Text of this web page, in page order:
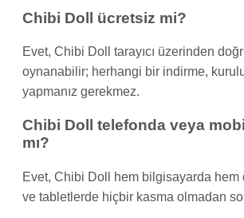
Chibi Doll ücretsiz mi?
Evet, Chibi Doll tarayıcı üzerinden
oynanabilir; herhangi bir indirme,
yapmanız gerekmez.
Chibi Doll telefonda veya
mı?
Evet, Chibi Doll hem bilgisayarda hem
ve tabletlerde hiçbir kasma olmadan